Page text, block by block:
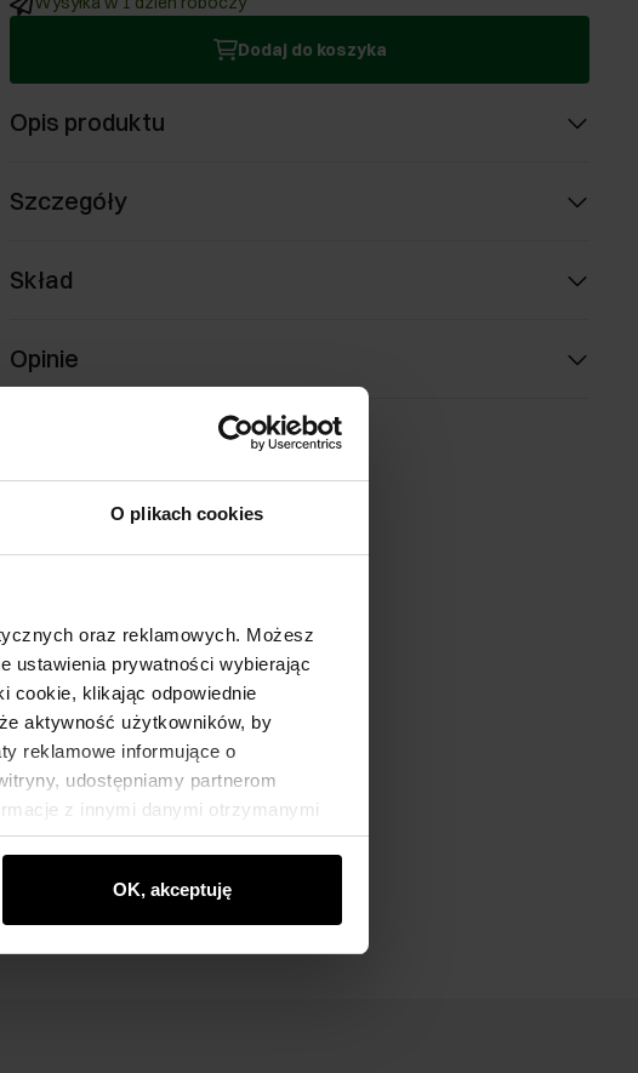
O plikach cookies
oraz reklamowych. Możesz
ustawienia prywatności wybierając
cookie, klikając odpowiednie
aktywność użytkowników, by
reklamowe informujące o
udostępniamy partnerom
z innymi danymi otrzymanymi
OK, akceptuję
Dodaj do koszyka
Opis produktu
Szczegóły
Skład
Opinie